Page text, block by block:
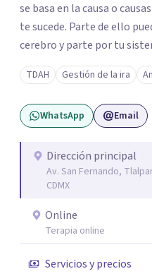
se basa en la causa o
te sucede. Parte de ello
cerebro y parte por tu
que te pasa. Trabajo con
que aprendas a gestionar
para que comprendas
un impacto en tu hoy.
desempeño (ideales para
*Cambio de hábitos.
conductual.
TDAH Gestión de la ira
WhatsApp Email
Dirección principal
Av. San Fernando,
CDMX
Online
Terapia online
Servicios y precios